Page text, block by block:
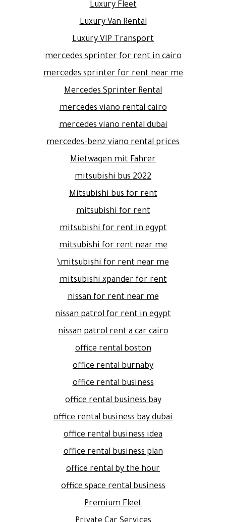
Luxury Fleet
Luxury Van Rental
Luxury VIP Transport
mercedes sprinter for rent in cairo
mercedes sprinter for rent near me
Mercedes Sprinter Rental
mercedes viano rental cairo
mercedes viano rental dubai
mercedes-benz viano rental prices
Mietwagen mit Fahrer
mitsubishi bus 2022
Mitsubishi bus for rent
mitsubishi for rent
mitsubishi for rent in egypt
mitsubishi for rent near me
mitsubishi for rent near me\
mitsubishi xpander for rent
nissan for rent near me
nissan patrol for rent in egypt
nissan patrol rent a car cairo
office rental boston
office rental burnaby
office rental business
office rental business bay
office rental business bay dubai
office rental business idea
office rental business plan
office rental by the hour
office space rental business
Premium Fleet